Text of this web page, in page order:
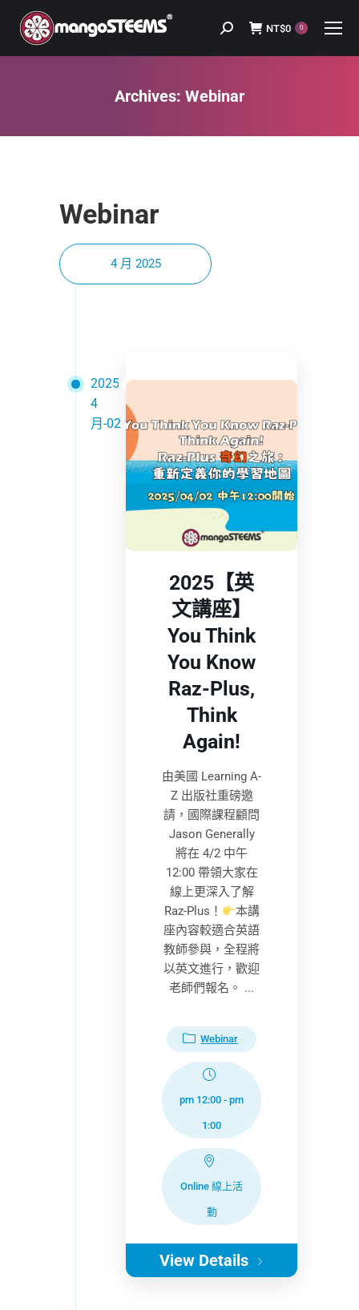
Search: NT$0 0
Archives: Webinar
Webinar
4 月 2025
2025
4
月-02
2025【英
文講座】
You Think
You Know
Raz-Plus,
Think
Again!
由美國 Learning A-
Z 出版社重磅邀
請，國際課程顧問
Jason Generally
將在 4/2 中午
12:00 帶領大家在
線上更深入了解
Raz-Plus！
本講
座內容較適合英語
教師參與，全程將
以英文進行，歡迎
老師們報名。 ...
Webinar
pm 12:00 -pm
1:00
Online 線上活
動
View Details